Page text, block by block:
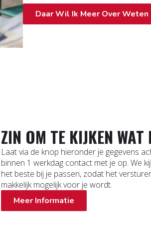
Daar Wil Ik Meer Over Weten
ZIN OM TE KIJKEN
Laat via de knop hieronder je gegevens
binnen 1 werkdag contact met je op. We
het beste bij je passen, zodat het
makkelijk mogelijk voor je wordt.
Meer Informatie